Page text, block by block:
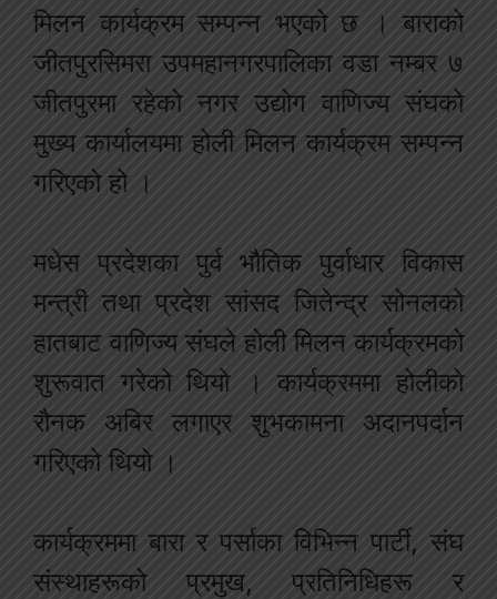
मिलन कार्यक्रम सम्पन्न भएको छ । बाराको
जीतपुरसिमरा उपमहानगरपालिका वडा नम्बर ७
जीतपुरमा रहेको नगर उद्योग वाणिज्य संघको
मुख्य कार्यालयमा होली मिलन कार्यक्रम सम्पन्न
गरिएको हो ।
मधेस प्रदेशका पुर्व भौतिक पुर्वाधार विकास
मन्त्री तथा प्रदेश सांसद जितेन्द्र सोनलको
हातबाट वाणिज्य संघले होली मिलन कार्यक्रमको
शुरूवात गरेको थियो । कार्यक्रममा होलीको
रौनक अबिर लगाएर शुभकामना अदानपर्दान
गरिएको थियो ।
कार्यक्रममा बारा र पर्साका विभिन्न पार्टी, संघ
संस्थाहरूको प्रमुख, प्रतिनिधिहरू र